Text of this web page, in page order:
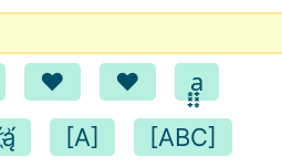
♥ ❤️
͙͓̟a̟͓͙
̨̞̗̖́͗҉ą͗́ [A] [ABC]